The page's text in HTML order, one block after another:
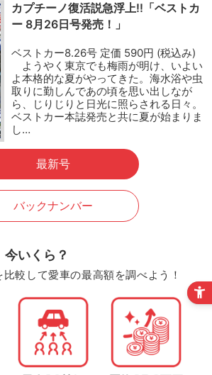
カプチーノ復活説急浮上!!「ベストカ
ー 8月26日号発売！」
ベストカー8.26号 定価 590円 (税込み)
ようやく東京でも梅雨が明け、いよい
よ本格的な夏がやってきた。海水浴や虫
取りに勤しんであの頃を思い出しなが
ら、じりじりと日光に照らされる日々。
ベストカー本誌発売と共に夏が始まりま
し…
最新号
バックナンバー
いくら？
較して愛車の最高額を調べよう！